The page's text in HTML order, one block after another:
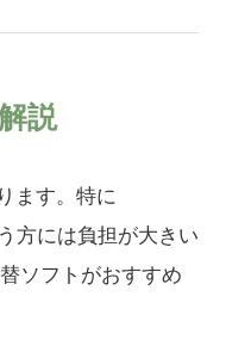
説
ます。特に
方には負担が大きい
ソフトがおすすめ